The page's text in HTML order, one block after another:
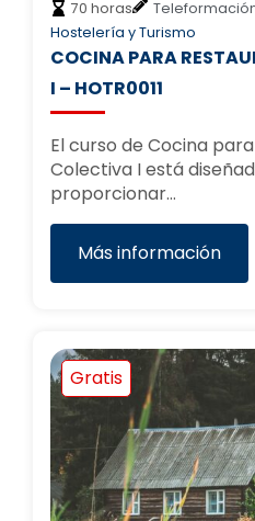
70 horas
Hostelería y Turismo
COCINA PARA
I – HOTR0011
El curso de Cocina
Colectiva I está
proporcionar…
Más información
Gratis